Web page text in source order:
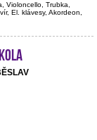
Violoncello, Trubka,
El. klávesy, Akordeon,